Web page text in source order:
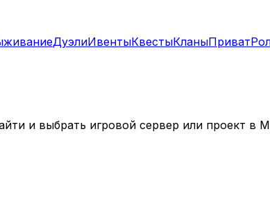
ДуэлиИвентыКвестыКланыПриват
и выбрать игровой сервер или проект в